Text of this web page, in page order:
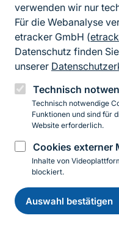
verwenden wir nur
Für die Webanalyse
etracker GmbH (
Datenschutz finden
unserer
Technisch
Technisch notwendige
Funktionen und sind für
Website erforderlich.
Cookies externer
Inhalte von
blockiert.
Auswahl bestätigen
Fußzeile
Instagram
© 2026